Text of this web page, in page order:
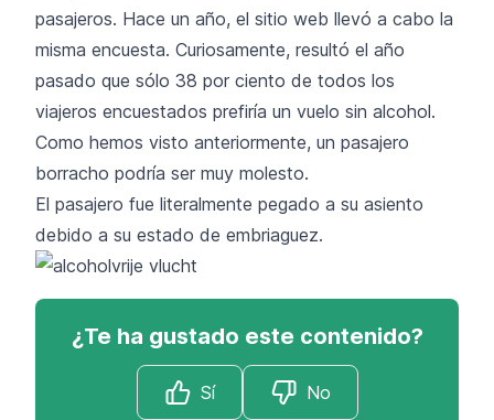
pasajeros. Hace un año, el sitio web llevó a cabo la
misma encuesta. Curiosamente, resultó el año
pasado que sólo 38 por ciento de todos los
viajeros encuestados prefiría un vuelo sin alcohol.
Como hemos visto anteriormente, un pasajero
borracho podría ser muy molesto.
El pasajero fue literalmente pegado a su asiento
debido a su estado de embriaguez.
¿Te ha gustado este contenido?
Sí No